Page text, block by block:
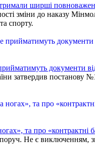
ширші
зміни до наказу
спорту.
документи
затвердив постанову
та про «контрактні
Не є виключенням,